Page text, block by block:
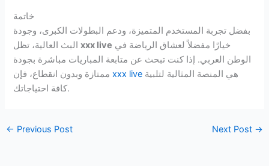
خاتمة
بفضل تجربة المستخدم المتميزة، ودعم البطولات الكبرى، وجودة
البث العالية، تظلxxx live
الوطن العربي. إذا كنت تبحث عن متابعة المباريات مباشرة بجودة
ممتازة وبدون انقطاع، فإنxxx live
كافة احتياجاتك.
← Previous Post Next Post →